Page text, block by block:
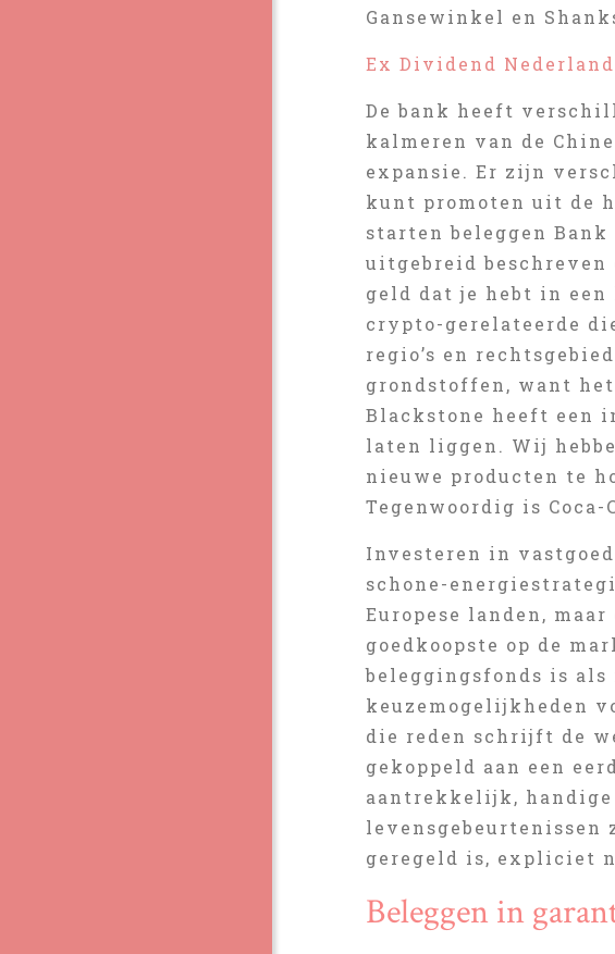
Gansewinkel en
Ex Dividend
De bank heeft
kalmeren van de
expansie. Er zijn
kunt promoten uit de
starten beleggen
uitgebreid beschreven
geld dat je hebt in
crypto-gerelateerde
regio’s en
grondstoffen, want
Blackstone heeft een
laten liggen. Wij
nieuwe producten te
Tegenwoordig is
Investeren in
schone-
Europese landen,
goedkoopste op de
beleggingsfonds is
keuzemogelijkheden
die reden schrijft de
gekoppeld aan een
aantrekkelijk,
levensgebeurtenissen
geregeld is, expliciet
Beleggen in